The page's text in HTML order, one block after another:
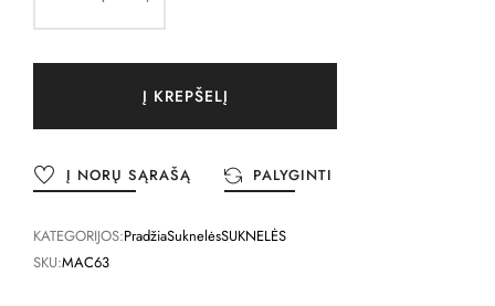
Į KREPŠELĮ
Į NORŲ SĄRAŠĄ PALYGINTI
KATEGORIJOS:PradžiaSuknelėsSUKNELĖS
SKU:MAC63